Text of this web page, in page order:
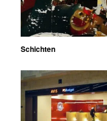
Schichten